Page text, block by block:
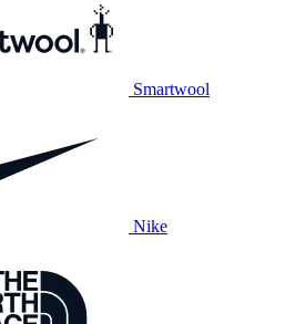
Smartwool
Nike